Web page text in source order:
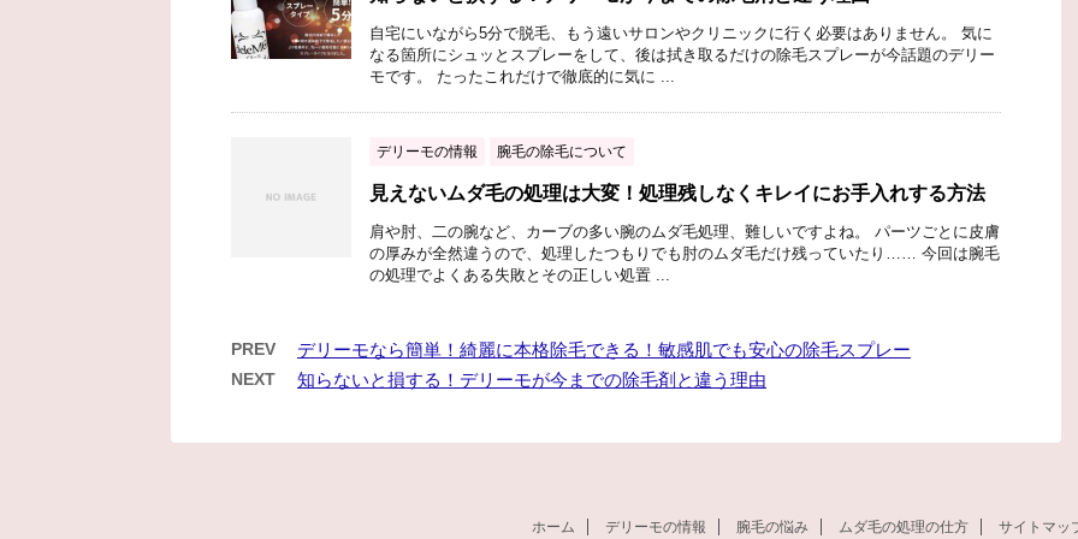
自宅にいながら5分で脱毛、もう遠いサロンやクリニックに行く必要はありません。 気に
なる箇所にシュッとスプレーをして、後は拭き取るだけの除毛スプレーが今話題のデリー
モです。 たったこれだけで徹底的に気に ...
デリーモの情報 腕毛の除毛について
見えないムダ毛の処理は大変！処理残しなくキレイにお手入れする方法
肩や肘、二の腕など、カーブの多い腕のムダ毛処理、難しいですよね。 パーツごとに皮膚
の厚みが全然違うので、処理したつもりでも肘のムダ毛だけ残っていたり…… 今回は腕毛
の処理でよくある失敗とその正しい処置 ...
PREV デリーモなら簡単！綺麗に本格除毛できる！敏感肌でも安心の除毛スプレー
NEXT 知らないと損する！デリーモが今までの除毛剤と違う理由
ホーム デリーモの情報 腕毛の悩み ムダ毛の処理の仕方 サイトマッ